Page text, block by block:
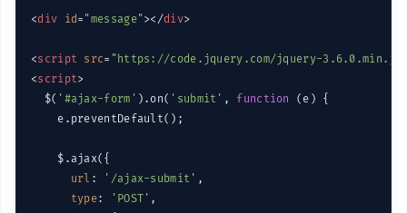
<div id= "message"></div>
<script src= "https://code.jquery.com/jquery-
<script>
  $(
'#ajax-form' ).on( 'submit' , function ( e ) {
    e.preventDefault();
    $.ajax({
url : '/ajax-submit' ,
type: 'POST' ,